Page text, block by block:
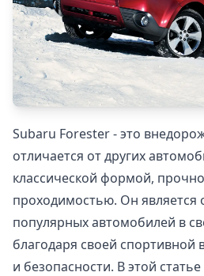
Subaru Forester - это
отличается от других
классической формой,
проходимостью. Он является
популярных автомобилей в
благодаря своей
и безопасности. В этой